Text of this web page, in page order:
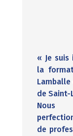
« Je
la
de Saint-
de